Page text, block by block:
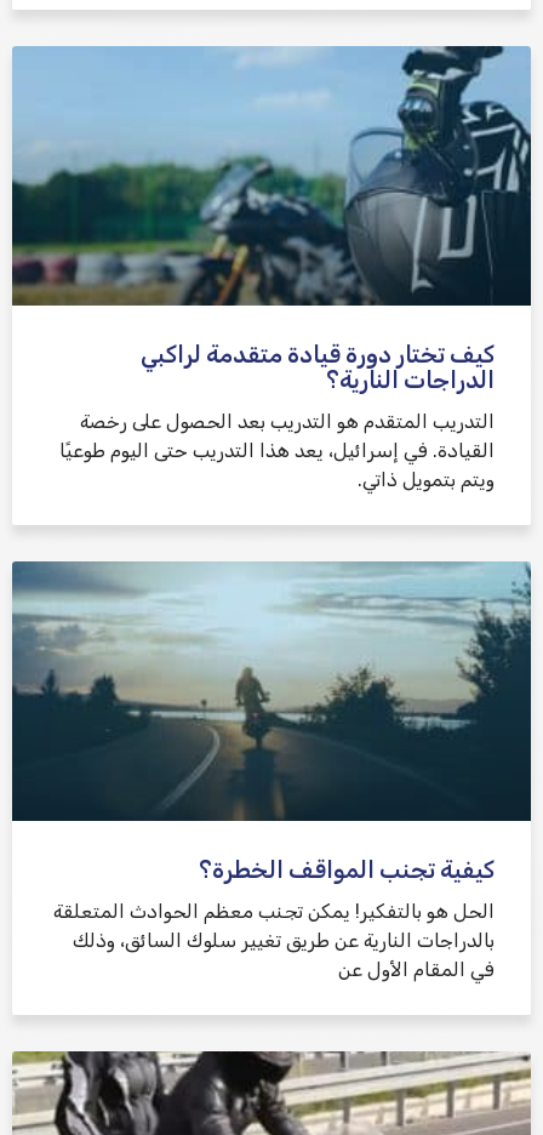
كيف تختار دورة قيادة متقدمة لراكبي
الدراجات النارية؟
التدريب المتقدم هو التدريب بعد الحصول على رخصة
القيادة. في إسرائيل، يعد هذا التدريب حتى اليوم طوعيًا
ويتم بتمويل ذاتي.
كيفية تجنب المواقف الخطرة؟
الحل هو بالتفكير! يمكن تجنب معظم الحوادث المتعلقة
بالدراجات النارية عن طريق تغيير سلوك السائق، وذلك
في المقام الأول عن